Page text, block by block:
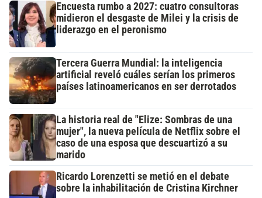
Encuesta rumbo a 2027: cuatro consultoras
midieron el desgaste de Milei y la crisis de
liderazgo en el peronismo
Tercera Guerra Mundial: la inteligencia
artificial reveló cuáles serían los primeros
países latinoamericanos en ser derrotados
La historia real de "Elize: Sombras de una
mujer", la nueva película de Netflix sobre el
caso de una esposa que descuartizó a su
marido
Ricardo Lorenzetti se metió en el debate
sobre la inhabilitación de Cristina Kirchner